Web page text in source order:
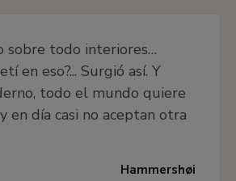
sobre todo interiores…
en eso?... Surgió así. Y
todo el mundo quiere
en día casi no aceptan otra
Hammershøi